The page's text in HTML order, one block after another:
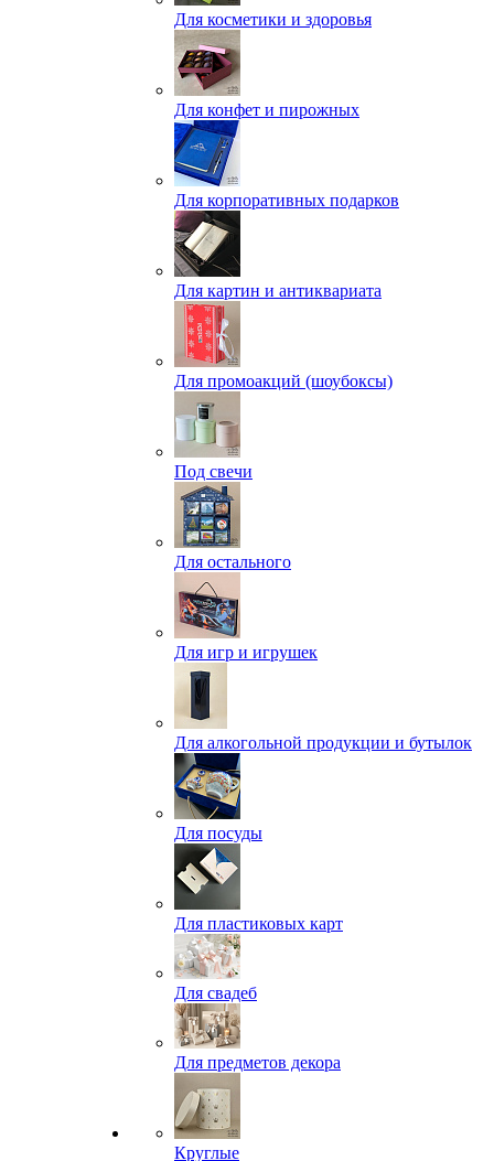
Для косметики и здоровья
Для конфет и пирожных
Для корпоративных подарков
Для картин и антиквариата
Для промоакций (шоубоксы)
Под свечи
Для остального
Для игр и игрушек
Для алкогольной продукции и бутылок
Для посуды
Для пластиковых карт
Для свадеб
Для предметов декора
Круглые